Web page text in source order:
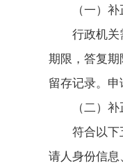
（一）
行政机关
期限，答复
留存记录。
（二）
符合以下
请人身份信